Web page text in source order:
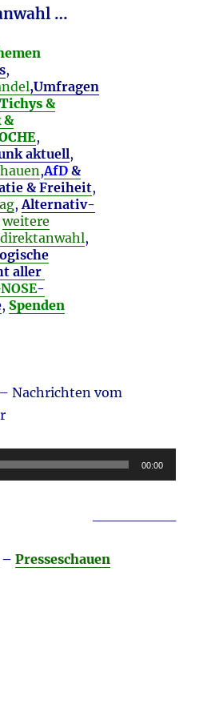
…
,
,Umfragen
Tichys &
&
,
aktuell,
,AfD &
& Freiheit,
,Alternativ-
weitere
,
aller
-
, Spenden
– Nachrichten vom
00:00
Presseschauen